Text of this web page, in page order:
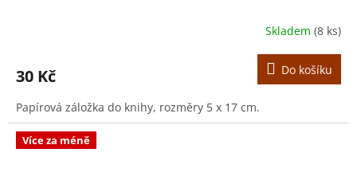
Skladem (8 ks)
30 Kč Do košíku
Papírová záložka do knihy, rozměry 5 x 17 cm.
Více za méně